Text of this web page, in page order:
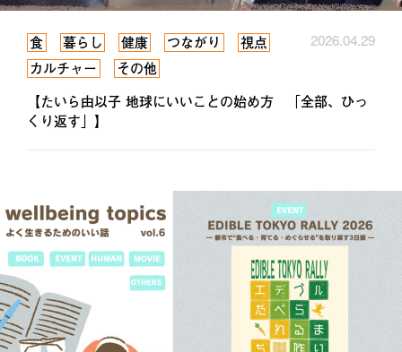
食 暮らし 健康 つながり
視点
カルチャー
その他
2026.04.29
【たいら由以子 地球にいいことの始め方 「全部、ひっ
くり返す」】